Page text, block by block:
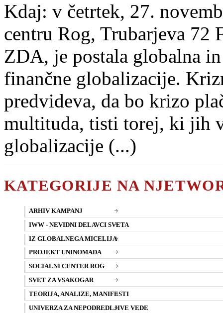
Kdaj: v četrtek, 27.
centru Rog, Trubarjeva 72
ZDA, je postala globalna
finančne globalizacije.
predvideva, da bo krizo
multituda, tisti torej, ki jih
globalizacije (...)
KATEGORIJE NA
ARHIV KAMPANJ
IWW - NEVIDNI DELAVCI SVETA
IZ GLOBALNEGA MICELIJA
PROJEKT UNINOMADA
SOCIALNI CENTER ROG
SVET ZA VSAKOGAR
TEORIJA, ANALIZE, MANIFESTI
UNIVERZA ZA NEPODREDLJIVE VEDE